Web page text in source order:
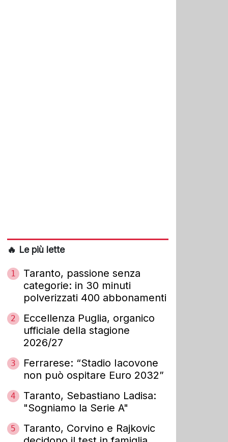
🔥 Le più lette
1
Taranto, passione senza
categorie: in 30 minuti
polverizzati 400 abbonamenti
2
Eccellenza Puglia, organico
ufficiale della stagione
2026/27
3
Ferrarese: “Stadio Iacovone
non può ospitare Euro 2032”
4
Taranto, Sebastiano Ladisa:
"Sogniamo la Serie A"
5
Taranto, Corvino e Rajkovic